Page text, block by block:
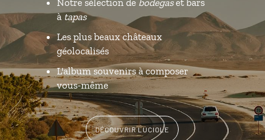
àtapas
Les plus beaux châteaux
géolocalisés
L'album souvenirs à composer
vous-même
DÉCOUVRIR LUCIOLE